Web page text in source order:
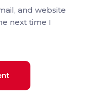
and website
next time I